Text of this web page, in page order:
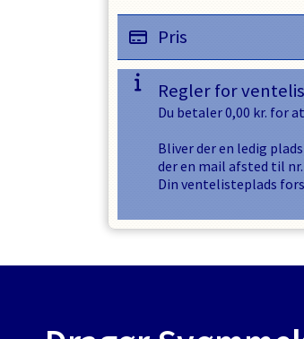
Pris
Regler for
Du betaler0,00 kr. for
Bliver der en ledig
der en mail afsted til
Din ventelisteplads